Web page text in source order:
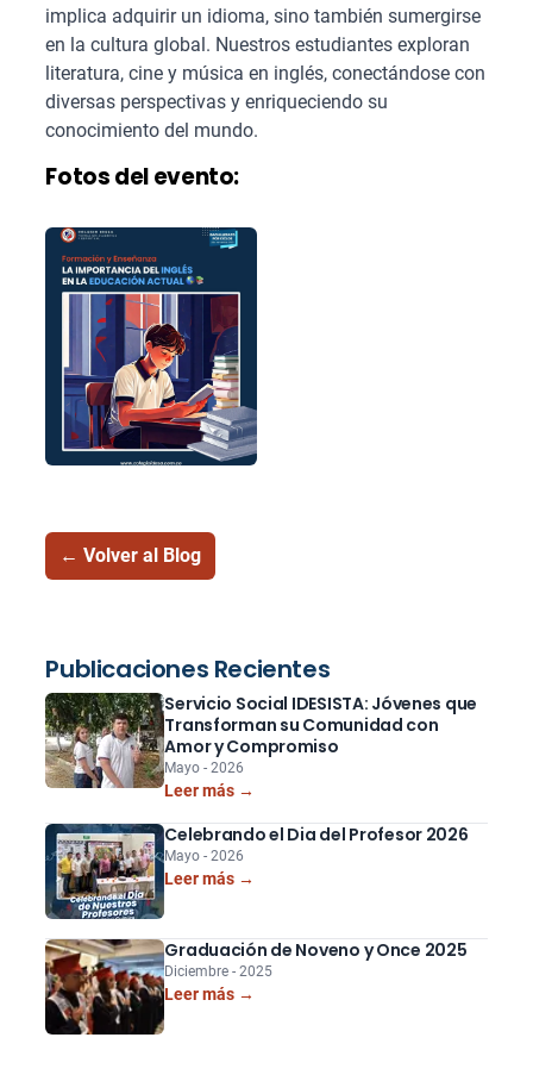
implica adquirir un idioma, sino también sumergirse
en la cultura global. Nuestros estudiantes exploran
literatura, cine y música en inglés, conectándose con
diversas perspectivas y enriqueciendo su
conocimiento del mundo.
Fotos del evento:
← Volver al Blog
Publicaciones Recientes
Servicio Social IDESISTA: Jóvenes que
Transforman su Comunidad con
Amor y Compromiso
Mayo - 2026
Leer más →
Celebrando el Dia del Profesor 2026
Mayo - 2026
Leer más →
Graduación de Noveno y Once 2025
Diciembre - 2025
Leer más →